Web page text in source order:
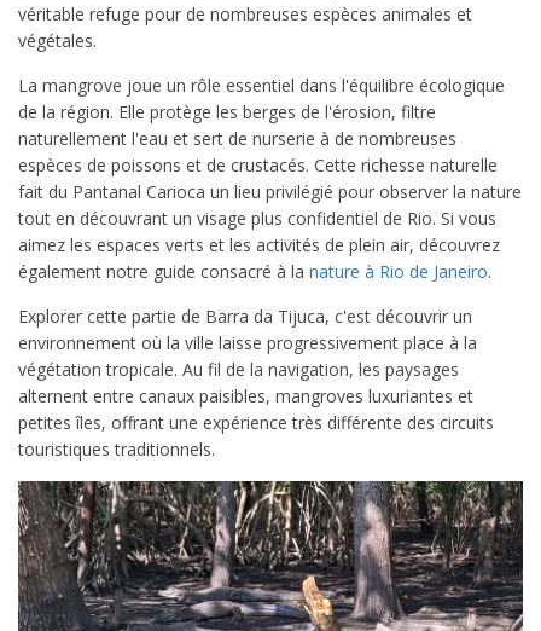
véritable refuge pour de nombreuses espèces animales et
végétales.
La mangrove joue un rôle essentiel dans l'équilibre écologique
de la région. Elle protège les berges de l'érosion, filtre
naturellement l'eau et sert de nurserie à de nombreuses
espèces de poissons et de crustacés. Cette richesse naturelle
fait du Pantanal Carioca un lieu privilégié pour observer la nature
tout en découvrant un visage plus confidentiel de Rio. Si vous
aimez les espaces verts et les activités de plein air, découvrez
également notre guide consacré à la nature à Rio de Janeiro.
Explorer cette partie de Barra da Tijuca, c'est découvrir un
environnement où la ville laisse progressivement place à la
végétation tropicale. Au fil de la navigation, les paysages
alternent entre canaux paisibles, mangroves luxuriantes et
petites îles, offrant une expérience très différente des circuits
touristiques traditionnels.